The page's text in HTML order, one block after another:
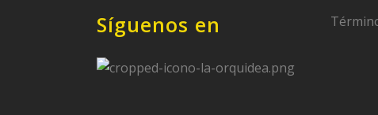
Síguenos en